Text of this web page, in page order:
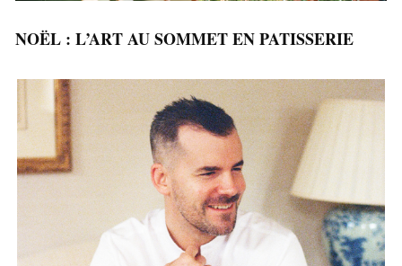
NOËL : L’ART AU SOMMETEN PATISSERIE